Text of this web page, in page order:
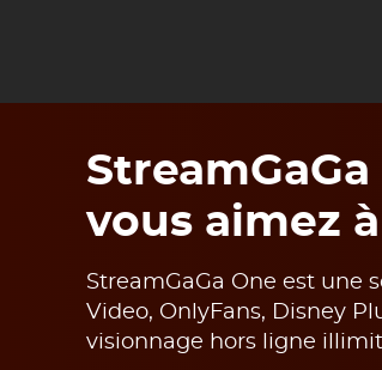
vous aimez
StreamGaGa One est une
Video, OnlyFans, Disney
visionnage hors ligne